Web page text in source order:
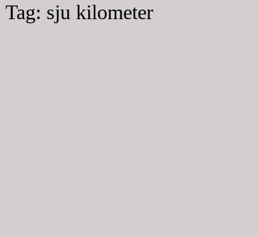
Tag: sju kilometer